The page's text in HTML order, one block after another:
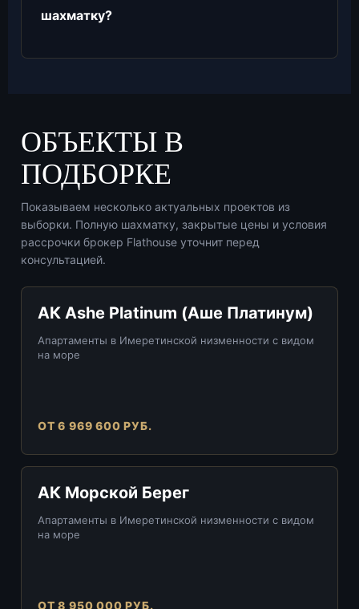
шахматку?
ОБЪЕКТЫ В
ПОДБОРКЕ
Показываем несколько актуальных проектов из
выборки. Полную шахматку, закрытые цены и условия
рассрочки брокер Flathouse уточнит перед
консультацией.
АК Ashe Platinum (Аше Платинум)
Апартаменты в Имеретинской низменности с видом
на море
ОТ 6 969 600 РУБ.
АК Морской Берег
Апартаменты в Имеретинской низменности с видом
на море
ОТ 8 950 000 РУБ.